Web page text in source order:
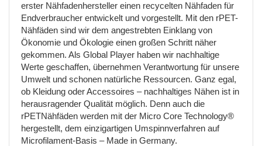
erster Nähfadenhersteller einen recycelten Nähfaden für
Endverbraucher entwickelt und vorgestellt. Mit den rPET-
Nähfäden sind wir dem angestrebten Einklang von
Ökonomie und Ökologie einen großen Schritt näher
gekommen. Als Global Player haben wir nachhaltige
Werte geschaffen, übernehmen Verantwortung für unsere
Umwelt und schonen natürliche Ressourcen. Ganz egal,
ob Kleidung oder Accessoires – nachhaltiges Nähen ist in
herausragender Qualität möglich. Denn auch die
rPETNähfäden werden mit der Micro Core Technology®
hergestellt, dem einzigartigen Umspinnverfahren auf
Microfilament-Basis – Made in Germany.